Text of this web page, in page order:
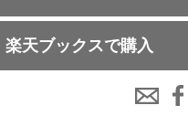
楽天ブックスで購入